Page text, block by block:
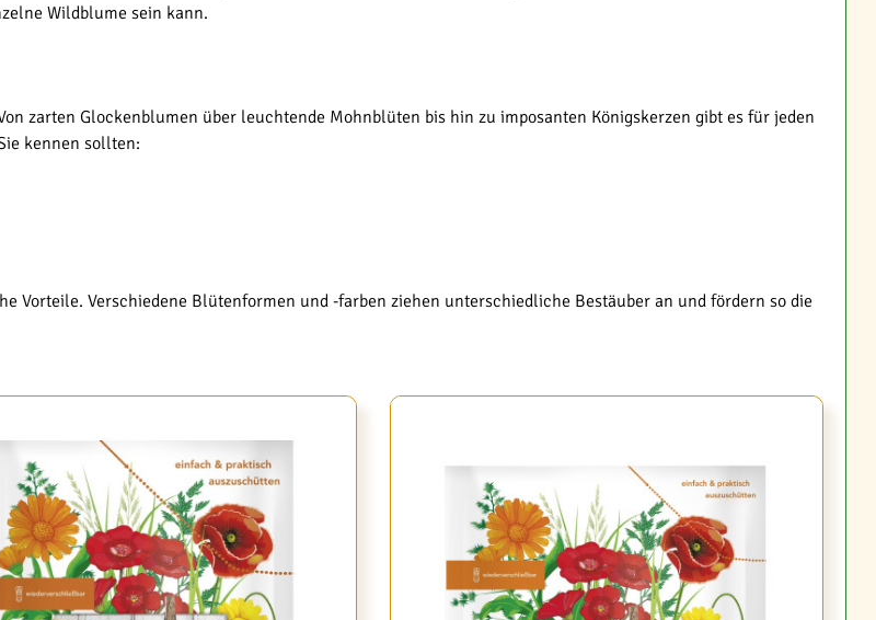
Wildblume sein kann.
zarten Glockenblumen über leuchtende Mohnblüten bis hin zu imposanten Königskerzen gibt es für jeden
kennen sollten:
Vorteile. Verschiedene Blütenformen und -farben ziehen unterschiedliche Bestäuber an und fördern so die